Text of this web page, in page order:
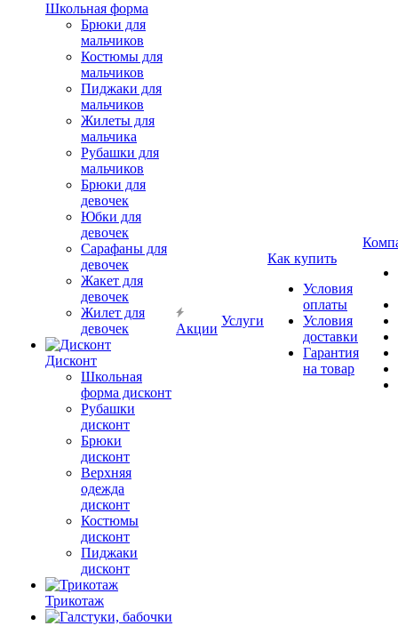
Школьная форма
Брюки для
мальчиков
Костюмы для
мальчиков
Пиджаки для
мальчиков
Жилеты для
мальчика
Рубашки для
мальчиков
Брюки для
девочек
Юбки для
девочек
Сарафаны для
девочек
Жакет для
девочек
Жилет для
девочек
Дисконт
Школьная
форма дисконт
Рубашки
дисконт
Брюки
дисконт
Верхняя
одежда
дисконт
Костюмы
дисконт
Пиджаки
дисконт
Трикотаж
Акции
Услуги
Как купить
Условия
оплаты
Условия
доставки
Гарантия
на товар